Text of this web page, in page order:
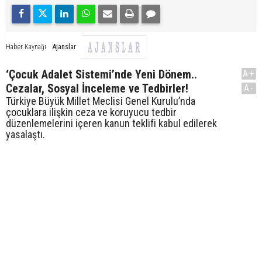
Haber Kaynağı Ajanslar
‘Çocuk Adalet Sistemi’nde Yeni Dönem..
Cezalar, Sosyal İnceleme ve Tedbirler!
Türkiye Büyük Millet Meclisi Genel Kurulu’nda
çocuklara ilişkin ceza ve koruyucu tedbir
düzenlemelerini içeren kanun teklifi kabul edilerek
yasalaştı.
A+
A-